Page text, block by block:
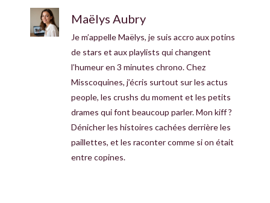
Maëlys Aubry
Je m’appelle Maëlys, je suis accro aux potins
de stars et aux playlists qui changent
l’humeur en 3 minutes chrono. Chez
Misscoquines, j’écris surtout sur les actus
people, les crushs du moment et les petits
drames qui font beaucoup parler. Mon kiff ?
Dénicher les histoires cachées derrière les
paillettes, et les raconter comme si on était
entre copines.